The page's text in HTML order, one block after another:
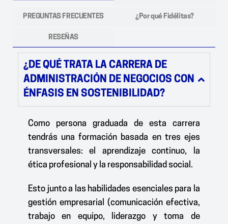
PREGUNTAS FRECUENTES ¿Por qué Fidélitas?
RESEÑAS
¿DE QUÉ TRATA LA CARRERA DE
ADMINISTRACIÓN DE NEGOCIOS CON
ÉNFASIS EN SOSTENIBILIDAD?
Como persona graduada de esta carrera
tendrás una formación basada en tres ejes
transversales: el aprendizaje continuo, la
ética profesional y la responsabilidad social.
Esto junto a las habilidades esenciales para la
gestión empresarial (comunicación efectiva,
trabajo en equipo, liderazgo y toma de